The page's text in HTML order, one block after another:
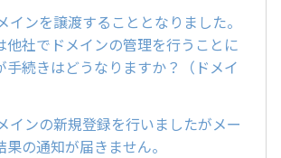
インを譲渡することとなりました。
他社でドメインの管理を行うことに
手続きはどうなりますか？（ドメイ
インの新規登録を行いましたがメー
の通知が届きません。